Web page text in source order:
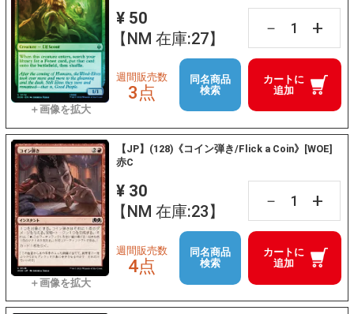
¥ 50
【NM 在庫:27】
－ +
カートに
追加
週間販売数
3点
同名商品
検索
【JP】(128)《コイン弾き/Flick a Coin》[WOE]
赤C
¥ 30
【NM 在庫:23】
－ +
カートに
追加
週間販売数
4点
同名商品
検索